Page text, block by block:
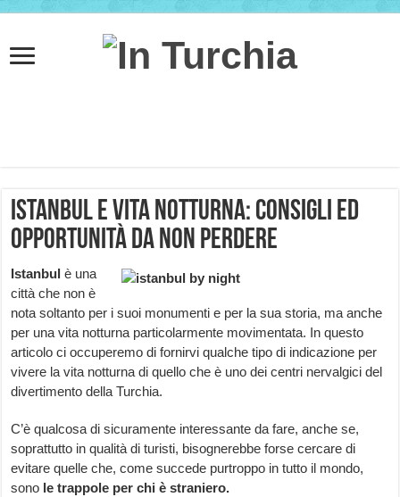
Istanbul e Vita Notturna: consigli ed
opportunità da non perdere
Istanbul è una
città che non è
nota soltanto per i suoi monumenti e per la sua storia, ma anche
per una vita notturna particolarmente movimentata. In questo
articolo ci occuperemo di fornirvi qualche tipo di indicazione per
vivere la vita notturna di quello che è uno dei centri nervalgici del
divertimento della Turchia.
C’è qualcosa di sicuramente interessante da fare, anche se,
soprattutto in qualità di turisti, bisognerebbe forse cercare di
evitare quelle che, come succede purtroppo in tutto il mondo,
sono le trappole per chi è straniero.